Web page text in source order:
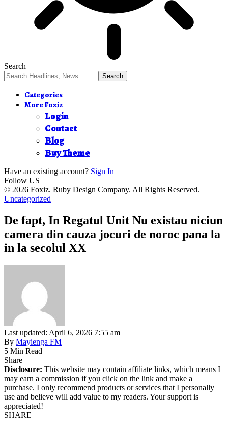
Search
Categories
More Foxiz
Login
Contact
Blog
Buy Theme
Have an existing account? Sign In
Follow US
© 2026 Foxiz. Ruby Design Company. All Rights Reserved.
Uncategorized
De fapt, In Regatul Unit Nu existau niciun
camera din cauza jocuri de noroc pana la
in la secolul XX
Last updated: April 6, 2026 7:55 am
By Mayienga FM
5 Min Read
Share
Disclosure: This website may contain affiliate links, which means I
may earn a commission if you click on the link and make a
purchase. I only recommend products or services that I personally
use and believe will add value to my readers. Your support is
appreciated!
SHARE